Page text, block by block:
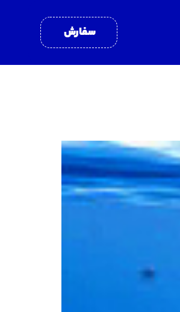
سفارش